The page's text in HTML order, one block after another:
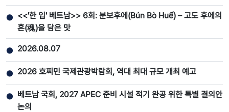
● <<'한 입' 베트남>> 6회: 분보후에(Bún Bò Huế) – 고도 후에의
혼(魂)을 담은 맛
● 2026.08.07
● 2026 호찌민 국제관광박람회, 역대 최대 규모 개최 예고
● 베트남 국회, 2027 APEC 준비 시설 적기 완공 위한 특별 결의안
논의